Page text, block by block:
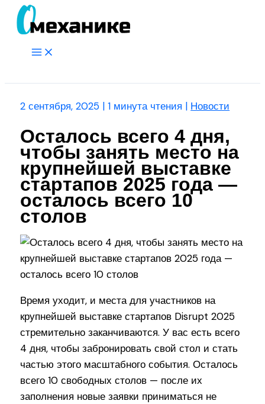
Перейти
Main
2 сентября, 2025 |1 минута чтения | Новости
Осталось всего 4 дня,
чтобы занять место на
крупнейшей выставке
стартапов 2025 года —
осталось всего 10
столов
Время уходит, и места для участников на
крупнейшей выставке стартапов Disrupt 2025
стремительно заканчиваются. У вас есть всего
4 дня, чтобы забронировать свой стол и стать
частью этого масштабного события. Осталось
всего 10 свободных столов — после их
заполнения новые заявки приниматься не